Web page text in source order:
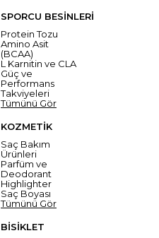
SPORCU BESİNLERİ
Protein Tozu
Amino Asit
(BCAA)
L Karnitin ve CLA
Güç ve
Performans
Takviyeleri
Tümünü Gör
KOZMETİK
Saç Bakım
Ürünleri
Parfüm ve
Deodorant
Highlighter
Saç Boyası
Tümünü Gör
BİSİKLET